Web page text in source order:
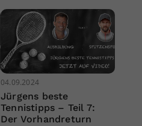
04.09.2024
Jürgens beste
Tennistipps – Teil 7:
Der Vorhandreturn